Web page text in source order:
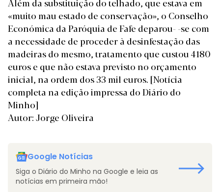
«muito mau estado de conservação», o Conselho
Económica da Paróquia de Fafe deparou- -se com
a necessidade de proceder à desinfestação das
madeiras do mesmo, tratamento que custou 4180
euros e que não estava previsto no orçamento
inicial, na ordem dos 33 mil euros. [Notícia
completa na edição impressa do Diário do
Minho]
Autor: Jorge Oliveira
Google Notícias
Siga o Diário do Minho na Google e leia as
notícias em primeira mão!